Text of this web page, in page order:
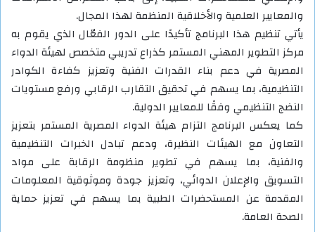
والمعايير العلمية والأخلاقية المنظمة لهذا المجال.
يأتي تنظيم هذا البرنامج تأكيدًا على الدور الفعّال الذي يقوم به
مركز التطوير المهني المستمر كذراع تدريبي متخصص لهيئة الدواء
المصرية في دعم بناء القدرات الفنية وتعزيز كفاءة الكوادر
التنظيمية، بما يسهم في تحقيق التقارب الرقابي ورفع مستويات
النضج التنظيمي وفقًا للمعايير الدولية.
كما يعكس البرنامج التزام هيئة الدواء المصرية المستمر بتعزيز
التعاون مع الهيئات النظيرة، ودعم تبادل الخبرات التنظيمية
والفنية، بما يسهم في تطوير منظومة الرقابة على مواد
التسويق والإعلان الدوائي، وتعزيز جودة وموثوقية المعلومات
المقدمة عن المستحضرات الطبية بما يسهم في تعزيز حماية
الصحة العامة.